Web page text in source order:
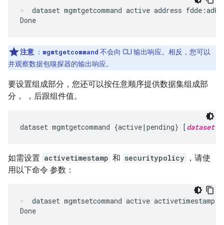
dataset mgmtgetcommand active address
注意 ： mgmtgetcommand 不会向 CLI 输出响应。相反，您可以
并观察数据包嗅探器的输出响应。
要设置组成部分，您还可以按任意顺序提供数据集组成部
分， ，后跟组件值。
dataset mgmtgetcommand {active|pending} [dataset-
如需设置 activetimestamp 和 securitypolicy ，请使
用以下命令 参数：
dataset mgmtsetcommand active